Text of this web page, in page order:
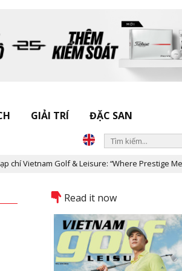
GIẢI TRÍ ĐẶC SAN
Leisure: “Where Prestige Meets Legacy”
Read it now